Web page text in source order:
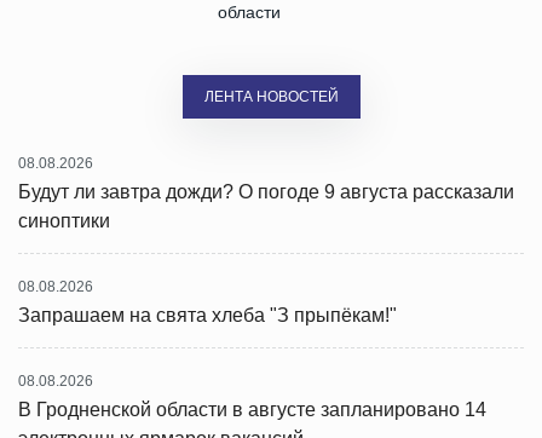
области
ЛЕНТА НОВОСТЕЙ
08.08.2026
Будут ли завтра дожди? О погоде 9 августа рассказали
синоптики
08.08.2026
Запрашаем на свята хлеба "З прыпёкам!"
08.08.2026
В Гродненской области в августе запланировано 14